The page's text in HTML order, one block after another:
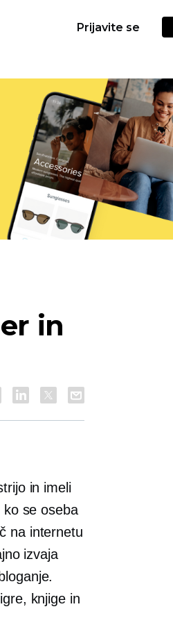
Prijavite se
in
in imeli
ko se oseba
na internetu
izvaja
knjige in